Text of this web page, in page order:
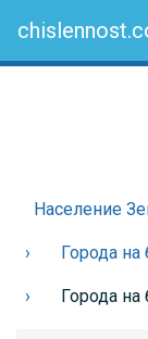
Население
Города на
Города на